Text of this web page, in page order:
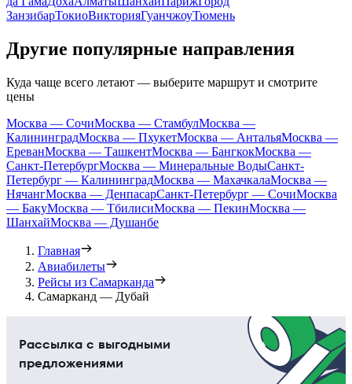
ЗанзибарТокиоВикторияГуанчжоуТюмень
Другие популярные направления
Куда чаще всего летают — выберите маршрут и смотрите
цены
Москва — СочиМосква — СтамбулМосква —
КалининградМосква — ПхукетМосква — АнтальяМосква —
ЕреванМосква — ТашкентМосква — БангкокМосква —
Санкт-ПетербургМосква — Минеральные ВодыСанкт-
Петербург — КалининградМосква — МахачкалаМосква —
НячангМосква — ДенпасарСанкт-Петербург — СочиМосква
— БакуМосква — ТбилисиМосква — ПекинМосква —
ШанхайМосква — Душанбе
Главная
Авиабилеты
Рейсы из Самарканда
Самарканд — Дубай
Рассылка с выгодными
предложениями